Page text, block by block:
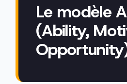
Le modèle
(Ability,